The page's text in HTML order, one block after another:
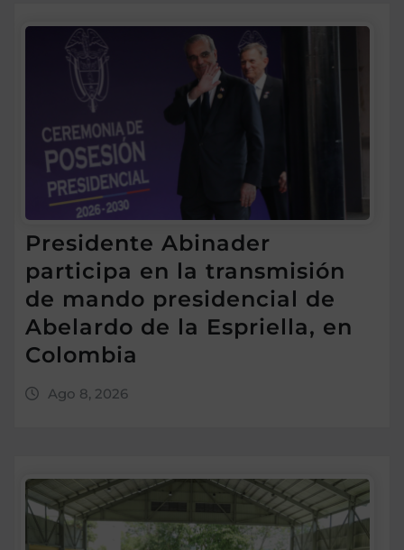
Presidente Abinader
participa en la transmisión
de mando presidencial de
Abelardo de la Espriella, en
Colombia
Ago 8, 2026